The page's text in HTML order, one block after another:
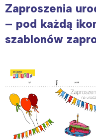
Zaproszenia
– pod każdą
szablonów